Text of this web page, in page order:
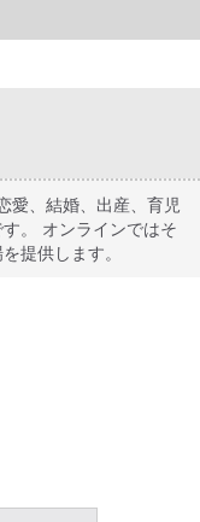
参画基本計画の閣議決定へ
愛、結婚、出産、育児
。 オンラインではそ
提供します。